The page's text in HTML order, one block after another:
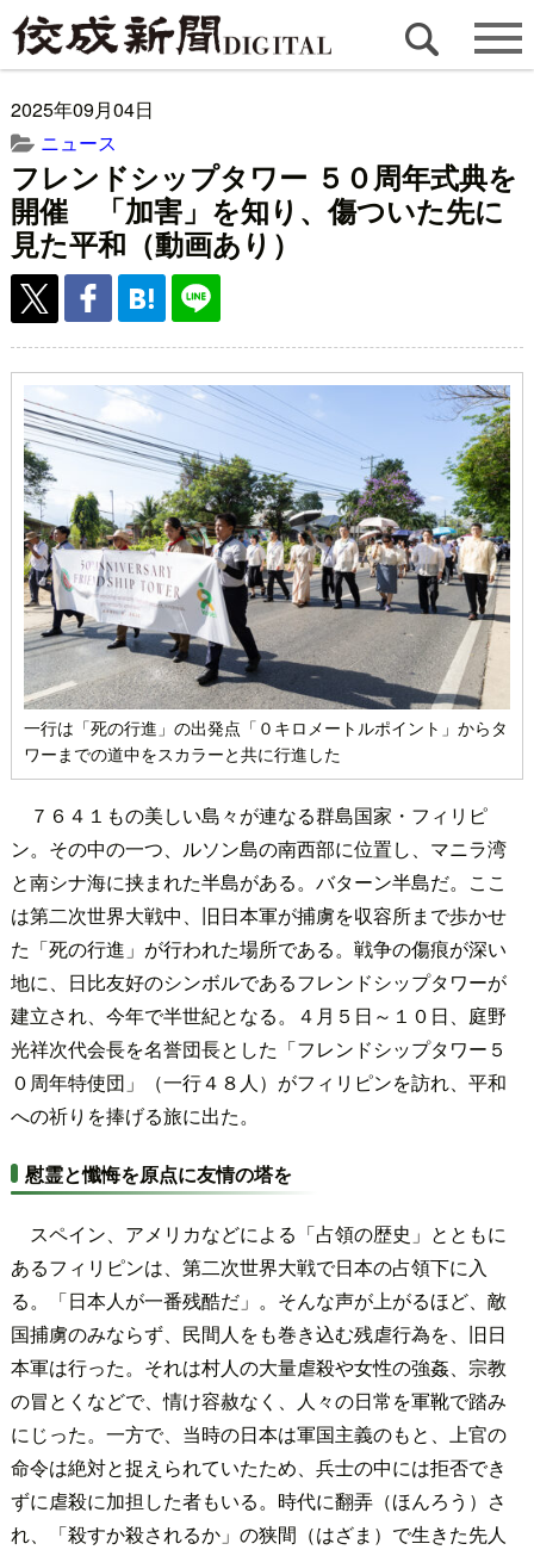
2025年09月04日
ニュース
フレンドシップタワー ５０周年式典を
開催 「加害」を知り、傷ついた先に
見た平和（動画あり）
一行は「死の行進」の出発点「０キロメートルポイント」からタ
ワーまでの道中をスカラーと共に行進した
７６４１もの美しい島々が連なる群島国家・フィリピ
ン。その中の一つ、ルソン島の南西部に位置し、マニラ湾
と南シナ海に挟まれた半島がある。バターン半島だ。ここ
は第二次世界大戦中、旧日本軍が捕虜を収容所まで歩かせ
た「死の行進」が行われた場所である。戦争の傷痕が深い
地に、日比友好のシンボルであるフレンドシップタワーが
建立され、今年で半世紀となる。４月５日～１０日、庭野
光祥次代会長を名誉団長とした「フレンドシップタワー５
０周年特使団」（一行４８人）がフィリピンを訪れ、平和
への祈りを捧げる旅に出た。
慰霊と懺悔を原点に友情の塔を
スペイン、アメリカなどによる「占領の歴史」とともに
あるフィリピンは、第二次世界大戦で日本の占領下に入
る。「日本人が一番残酷だ」。そんな声が上がるほど、敵
国捕虜のみならず、民間人をも巻き込む残虐行為を、旧日
本軍は行った。それは村人の大量虐殺や女性の強姦、宗教
の冒とくなどで、情け容赦なく、人々の日常を軍靴で踏み
にじった。一方で、当時の日本は軍国主義のもと、上官の
命令は絶対と捉えられていたため、兵士の中には拒否でき
ずに虐殺に加担した者もいる。時代に翻弄（ほんろう）さ
れ、「殺すか殺されるか」の狭間（はざま）で生きた先人